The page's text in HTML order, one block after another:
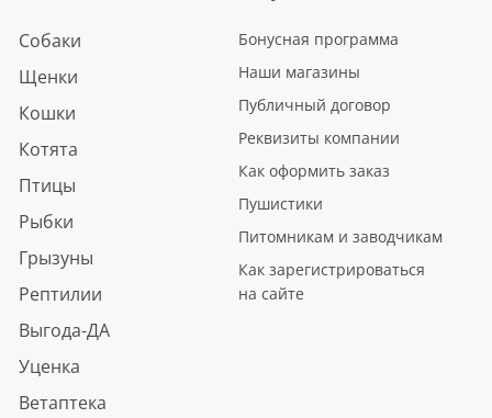
Собаки
Щенки
Кошки
Котята
Птицы
Рыбки
Грызуны
Рептилии
Выгода-ДА
Уценка
Ветаптека
Бонусная программа
Наши магазины
Публичный договор
Реквизиты компании
Как оформить заказ
Пушистики
Питомникам и заводчикам
Как зарегистрироваться
на сайте